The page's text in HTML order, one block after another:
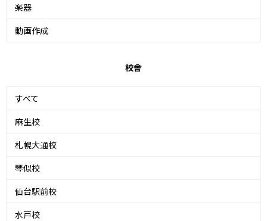
楽器
動画作成
校舎
すべて
麻生校
札幌大通校
琴似校
仙台駅前校
水戸校